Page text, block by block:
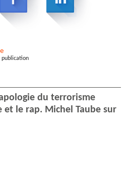
publication
du terrorisme
et le rap. Michel Taube sur